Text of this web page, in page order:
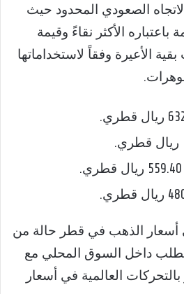
الصعودي المحدود حيث
المقدمة باعتباره الأكثر نقاءً وقيمة
الأعيرة وفقاً لاستخداماتها
أسعار الذهب في قطر حالة من
داخل السوق المحلي مع
بالتحركات العالمية في أسعار